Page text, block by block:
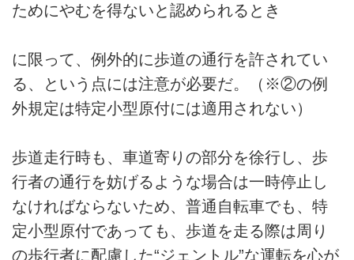
ためにやむを得ないと認められるとき
に限って、例外的に歩道の通行を許されてい
る、という点には注意が必要だ。（※②の例
外規定は特定小型原付には適用されない）
歩道走行時も、車道寄りの部分を徐行し、歩
行者の通行を妨げるような場合は一時停止し
なければならないため、普通自転車でも、特
定小型原付であっても、歩道を走る際は周り
の歩行者に配慮した“ジェントル”な運転を心が